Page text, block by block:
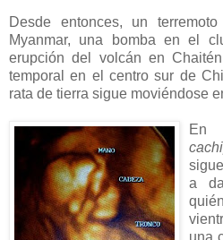
Desde entonces, un
Myanmar, una bomba en el
erupción del volcán en
temporal en el centro sur de
rata de tierra sigue moviéndose
En
a
una